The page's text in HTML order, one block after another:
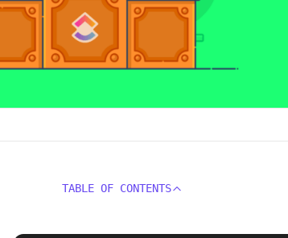
TABLE OF CONTENTS